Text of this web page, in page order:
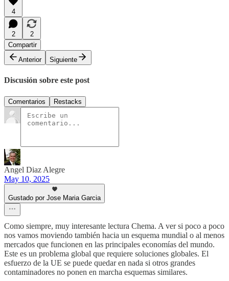
4
2
2
Compartir
Anterior
Siguiente
Discusión sobre este post
Comentarios Restacks
Angel Diaz Alegre
May 10, 2025
Gustado por Jose Maria Garcia
Como siempre, muy interesante lectura Chema. A ver si poco a poco
nos vamos moviendo también hacia un esquema mundial o al menos
mercados que funcionen en las principales economías del mundo.
Este es un problema global que requiere soluciones globales. El
esfuerzo de la UE se puede quedar en nada si otros grandes
contaminadores no ponen en marcha esquemas similares.